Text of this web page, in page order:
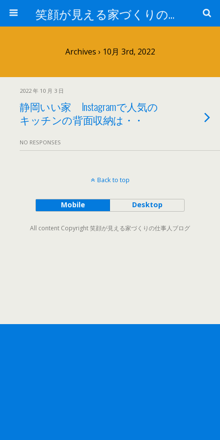
笑顔が見える家づくりの仕事人ブログ
Archives › 10月 3rd, 2022
2022 年 10 月 3 日
静岡いい家 Instagramで人気の
キッチンの背面収納は・・
NO RESPONSES
Back to top
Mobile Desktop
All content Copyright 笑顔が見える家づくりの仕事人ブログ